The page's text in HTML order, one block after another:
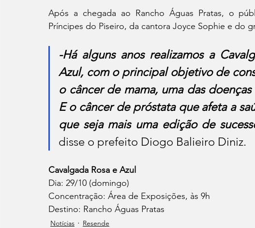
Após a chegada ao Rancho Águas Pratas, o
Príncipes do Piseiro, da cantora Joyce Sophie e do
-Há alguns anos realizamos a
Azul, com o principal objetivo de
o câncer de mama, uma das
E o câncer de próstata que afeta a
disse o prefeito Diogo Balieiro Diniz.
Cavalgada Rosa e Azul
Dia: 29/10 (domingo)
Concentração: Área de Exposições, às 9h
Destino: Rancho Águas Pratas
Notícias Resende